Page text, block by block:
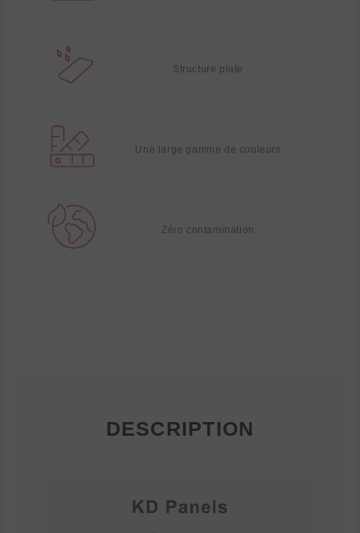
Structure plate
Une large gamme de couleurs
Zéro contamination
DESCRIPTION